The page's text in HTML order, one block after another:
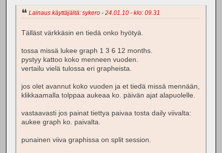
Lainaus käyttäjältä: sykero - 24.01.10 - klo: 09.31
Tälläst värkkäsin en tiedä onko hyötyä.
tossa missä lukee graph 1 3 6 12 months.
pystyy kattoo koko menneen vuoden.
vertailu vielä tulossa eri grapheista.
jos olet avannut koko vuoden ja et tiedä missä mennään,
klikkaamalla tolppaa aukeaa ko. päivän ajat alapuolelle.
vastaavasti jos painat tiettya paivaa tosta daily viivalta:
aukee graph ko. paivalta.
punainen viiva graphissa on split session.